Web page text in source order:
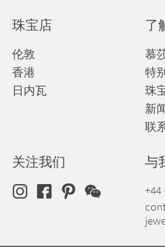
珠宝店
伦敦
香港
日内瓦
了
慕
特
珠
新
联
关注我们 与
+44